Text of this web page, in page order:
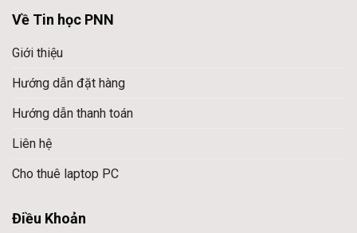
Về Tin học PNN
Giới thiệu
Hướng dẫn đặt hàng
Hướng dẫn thanh toán
Liên hệ
Cho thuê laptop PC
Điều Khoản